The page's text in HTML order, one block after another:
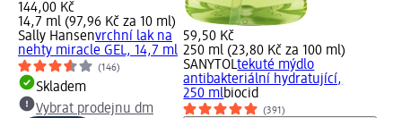
144,00 Kč
14,7 ml (97,96 Kč za 10 ml)
Sally Hansenvrchní lak na
nehty miracle GEL, 14,7 ml
(146)
Skladem
Vybrat prodejnu dm
59,50 Kč
250 ml (23,80 Kč za 100 ml)
SANYTOLtekuté mýdlo
antibakteriální hydratující,
250 mlbiocid
(391)